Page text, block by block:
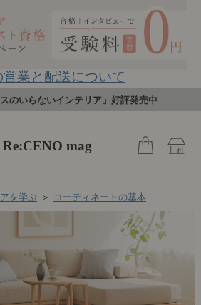
営業と配送について
のいらないインテリア」好評発売中
を学ぶ ＞ コーディネートの基本